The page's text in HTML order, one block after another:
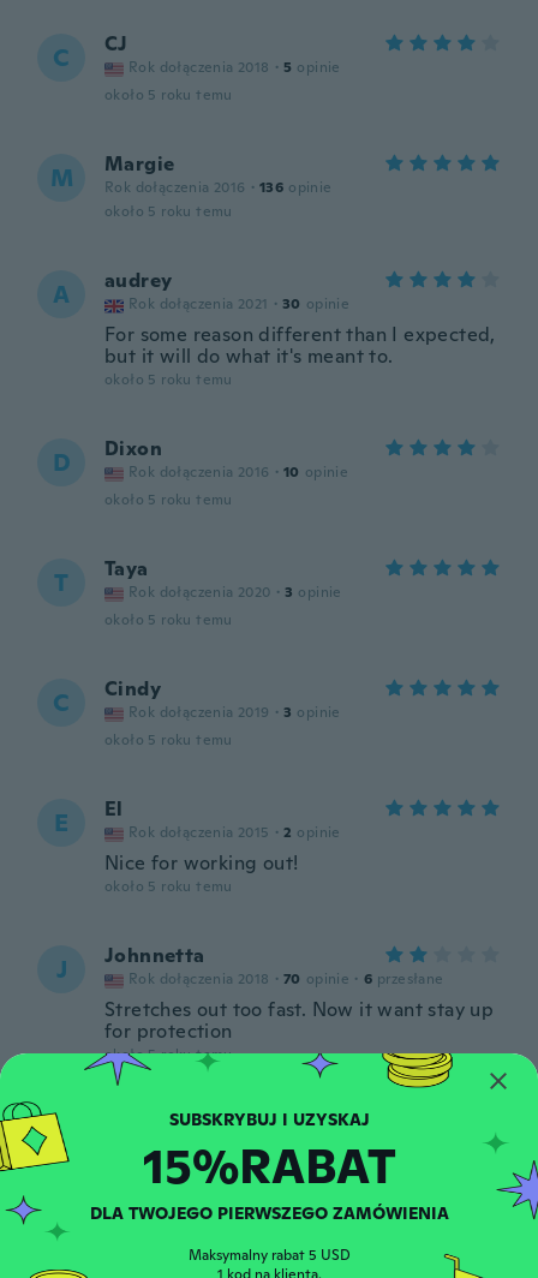
C CJ
Rok dołączenia 2018 · 5 opinie
około 5 roku temu
M Margie
Rok dołączenia 2016 · 136 opinie
około 5 roku temu
A audrey
Rok dołączenia 2021 · 30 opinie
For some reason different than I expected,
but it will do what it's meant to.
około 5 roku temu
D Dixon
Rok dołączenia 2016 · 10 opinie
około 5 roku temu
T Taya
Rok dołączenia 2020 · 3 opinie
około 5 roku temu
C Cindy
Rok dołączenia 2019 · 3 opinie
około 5 roku temu
E El
Rok dołączenia 2015 · 2 opinie
Nice for working out!
około 5 roku temu
J Johnnetta
Rok dołączenia 2018 · 70 opinie · 6 przesłane
Stretches out too fast. Now it want stay up
for protection
około 5 roku temu
J Rok dołączenia 2020 7
opinie
około 5 roku temu
Rok dołączenia 2016 · 16 opinie
15%RABAT
DLA TWOJEGO PIERWSZEGO ZAMÓWIENIA
Maksymalny rabat 5 USD